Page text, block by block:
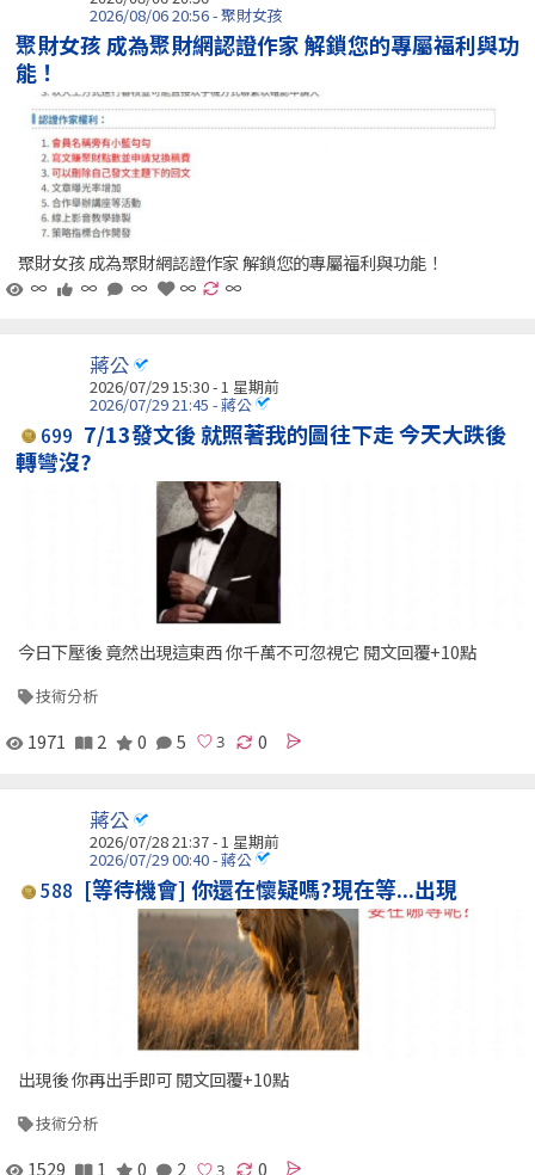
2026/08/06 20:56 - 聚財女孩
聚財女孩 成為聚財網認證作家 解鎖您的專屬福利與功
能！
聚財女孩 成為聚財網認證作家 解鎖您的專屬福利與功能！
∞
∞ ∞ ∞ ∞
蔣公
2026/07/29 15:30 - 1 星期前
2026/07/29 21:45 - 蔣公
699 7/13發文後 就照著我的圖往下走 今天大跌後
轉彎沒?
今日下壓後 竟然出現這東西 你千萬不可忽視它 閱文回覆+10點
技術分析
1971 2 0 5 0
蔣公
2026/07/28 21:37 - 1 星期前
2026/07/29 00:40 - 蔣公
588 [等待機會] 你還在懷疑嗎?現在等...出現
出現後 你再出手即可 閱文回覆+10點
技術分析
1529 1 0 2 0